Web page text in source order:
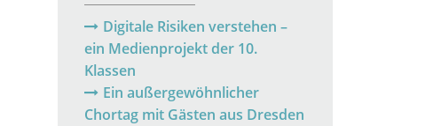
Digitale Risiken verstehen –
ein Medienprojekt der 10.
Klassen
Ein außergewöhnlicher
Chortag mit Gästen aus Dresden